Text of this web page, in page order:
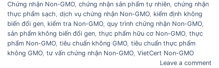
Chứng nhận Non-GMO, chứng nhận sản phẩm tự nhiên, chứng nhận
thực phẩm sạch, dịch vụ chứng nhận Non-GMO, kiểm định không
biến đổi gen, kiểm tra Non-GMO, quy trình chứng nhận Non-GMO,
sản phẩm không biến đổi gen, thực phẩm hữu cơ Non-GMO, thực
phẩm Non-GMO, tiêu chuẩn không GMO, tiêu chuẩn thực phẩm
không GMO, tư vấn chứng nhận Non-GMO, VietCert Non-GMO
Leave a comment